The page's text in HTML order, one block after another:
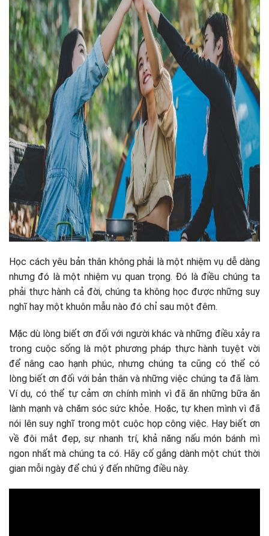
Học cách yêu bản thân không phải là một nhiệm vụ dễ dàng
nhưng đó là một nhiệm vụ quan trọng. Đó là điều chúng ta
phải thực hành cả đời, chúng ta không học được những suy
nghĩ hay một khuôn mẫu nào đó chỉ sau một đêm.
Mặc dù lòng biết ơn đối với người khác và những điều xảy ra
trong cuộc sống là một phương pháp thực hành tuyệt vời
để nâng cao hạnh phúc, nhưng chúng ta cũng có thể có
lòng biết ơn đối với bản thân và những việc chúng ta đã làm.
Ví dụ, có thể tự cảm ơn chính mình vì đã ăn những bữa ăn
lành mạnh và chăm sóc sức khỏe. Hoặc, tự khen mình vì đã
nói lên suy nghĩ trong một cuộc họp công việc. Hay biết ơn
về đôi mắt đẹp, sự nhanh trí, khả năng nấu món bánh mì
ngon nhất mà chúng ta có. Hãy cố gắng dành một chút thời
gian mỗi ngày để chú ý đến những điều này.